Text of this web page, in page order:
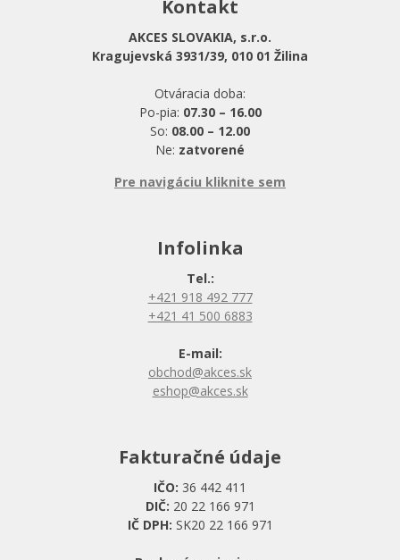
Kontakt
AKCES SLOVAKIA, s.r.o.
Kragujevská 3931/39, 010 01 Žilina
Otváracia doba:
Po-pia: 07.30 – 16.00
So: 08.00 – 12.00
Ne: zatvorené
Pre navigáciu kliknite sem
Infolinka
Tel.:
+421 918 492 777
+421 41 500 6883
E-mail:
obchod@akces.sk
eshop@akces.sk
Fakturačné údaje
IČO: 36 442 411
DIČ: 20 22 166 971
IČ DPH: SK20 22 166 971